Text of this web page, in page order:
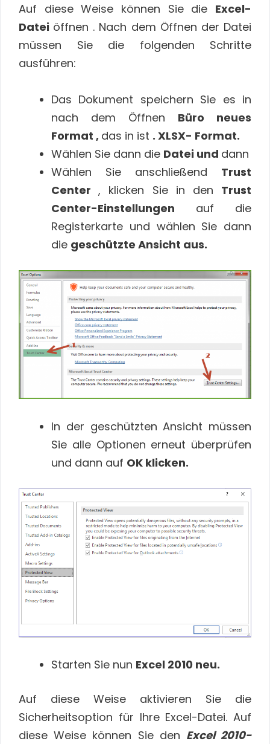
Auf diese Weise können Sie die Excel-
Datei öffnen . Nach dem Öffnen der Datei
müssen Sie die folgenden Schritte
ausführen:
Das Dokument speichern Sie es in
nach dem Öffnen Büro neues
Format , das in ist . XLSX- Format.
Wählen Sie dann die Datei und dann
Wählen Sie anschließend Trust
Center, klicken Sie in den Trust
Center-Einstellungen auf die
Registerkarte und wählen Sie dann
die geschützte Ansicht aus.
In der geschützten Ansicht müssen
Sie alle Optionen erneut überprüfen
und dann auf OK klicken.
Starten Sie nun Excel 2010 neu.
Auf diese Weise aktivieren Sie die
Sicherheitsoption für Ihre Excel-Datei. Auf
diese Weise können Sie den Excel 2010-